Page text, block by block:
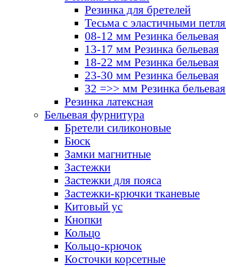
Резинка для бретелей
Тесьма с эластичными
08-12 мм Резинка бельевая
13-17 мм Резинка бельевая
18-22 мм Резинка бельевая
23-30 мм Резинка бельевая
32 =>> мм Резинка бельевая
Резинка латексная
Бельевая фурнитура
Бретели силиконовые
Бюск
Замки магнитные
Застежки
Застежки для пояса
Застежки-крючки тканевые
Китовый ус
Кнопки
Кольцо
Кольцо-крючок
Косточки корсетные